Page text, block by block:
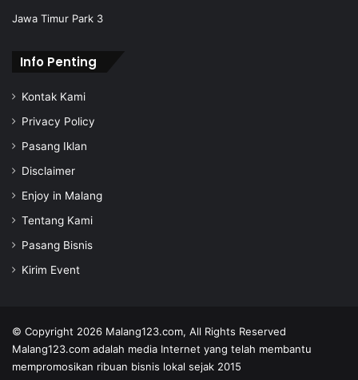
s
Jawa Timur Park 3
Info Penting
Kontak Kami
Privacy Policy
Pasang Iklan
Disclaimer
Enjoy in Malang
Tentang Kami
Pasang Bisnis
Kirim Event
© Copyright 2026 Malang123.com, All Rights Reserved
Malang123.com adalah media Internet yang telah membantu
mempromosikan ribuan bisnis lokal sejak 2015